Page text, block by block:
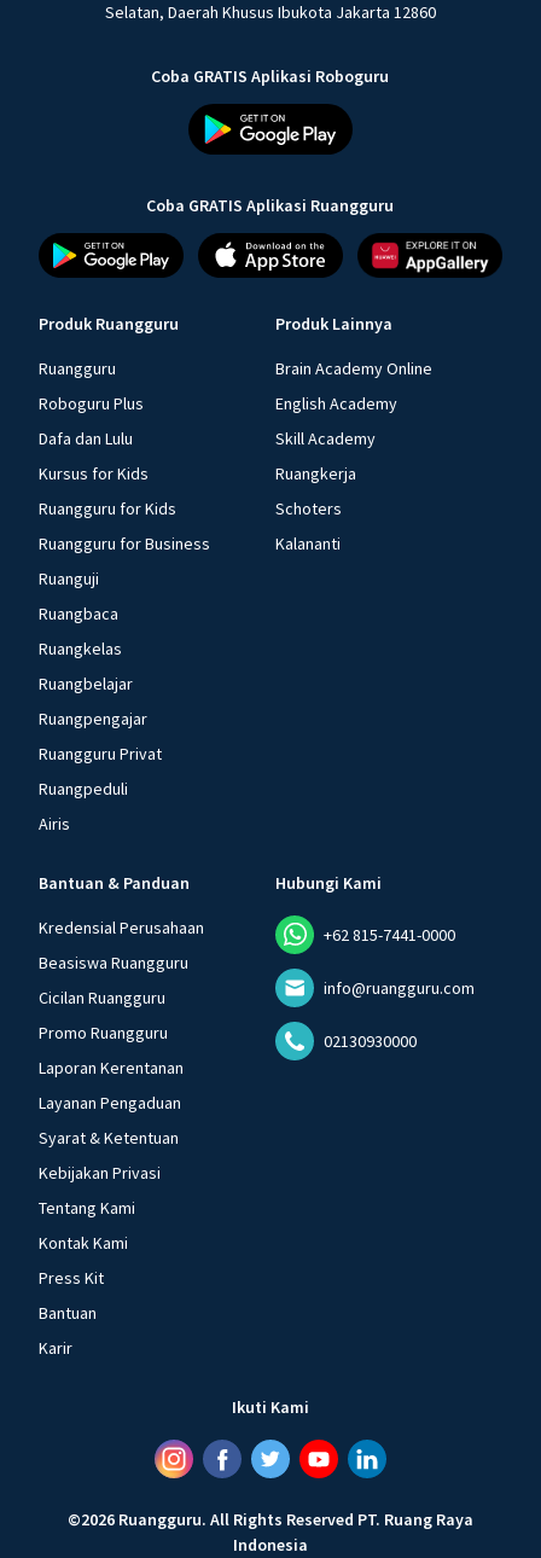
Selatan, Daerah Khusus Ibukota Jakarta 12860
Coba GRATIS Aplikasi Roboguru
Coba GRATIS Aplikasi Ruangguru
Produk Ruangguru
Ruangguru
Roboguru Plus
Dafa dan Lulu
Kursus for Kids
Ruangguru for Kids
Ruangguru for Business
Ruanguji
Ruangbaca
Ruangkelas
Ruangbelajar
Ruangpengajar
Ruangguru Privat
Ruangpeduli
Airis
Produk Lainnya
Brain Academy Online
English Academy
Skill Academy
Ruangkerja
Schoters
Kalananti
Bantuan & Panduan
Kredensial Perusahaan
Beasiswa Ruangguru
Cicilan Ruangguru
Promo Ruangguru
Laporan Kerentanan
Layanan Pengaduan
Syarat & Ketentuan
Kebijakan Privasi
Tentang Kami
Kontak Kami
Press Kit
Bantuan
Karir
Hubungi Kami
+62 815-7441-0000
info@ruangguru.com
02130930000
Ikuti Kami
©2026 Ruangguru. All Rights Reserved PT. Ruang Raya
Indonesia